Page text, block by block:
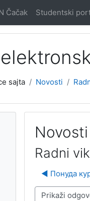
Čačak Studentski
sajta Novosti
Novosti
Radni
◀︎ Понуда
Način prikazivanja